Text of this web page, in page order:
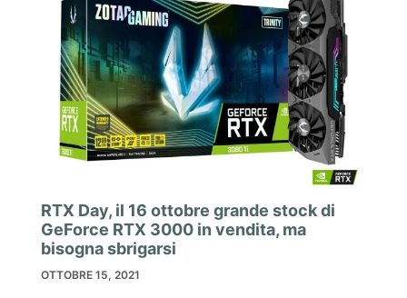
RTX Day, il 16 ottobre grande stock di
GeForce RTX 3000 in vendita, ma
bisogna sbrigarsi
OTTOBRE 15, 2021